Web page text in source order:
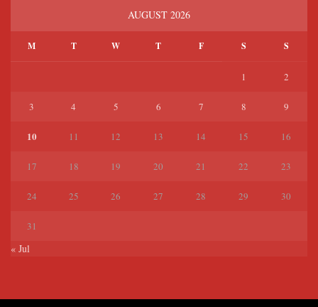
AUGUST 2026
M T W T F S S
1 2
3 4 5 6 7 8 9
10 11 12 13 14 15 16
17 18 19 20 21 22 23
24 25 26 27 28 29 30
31
« Jul